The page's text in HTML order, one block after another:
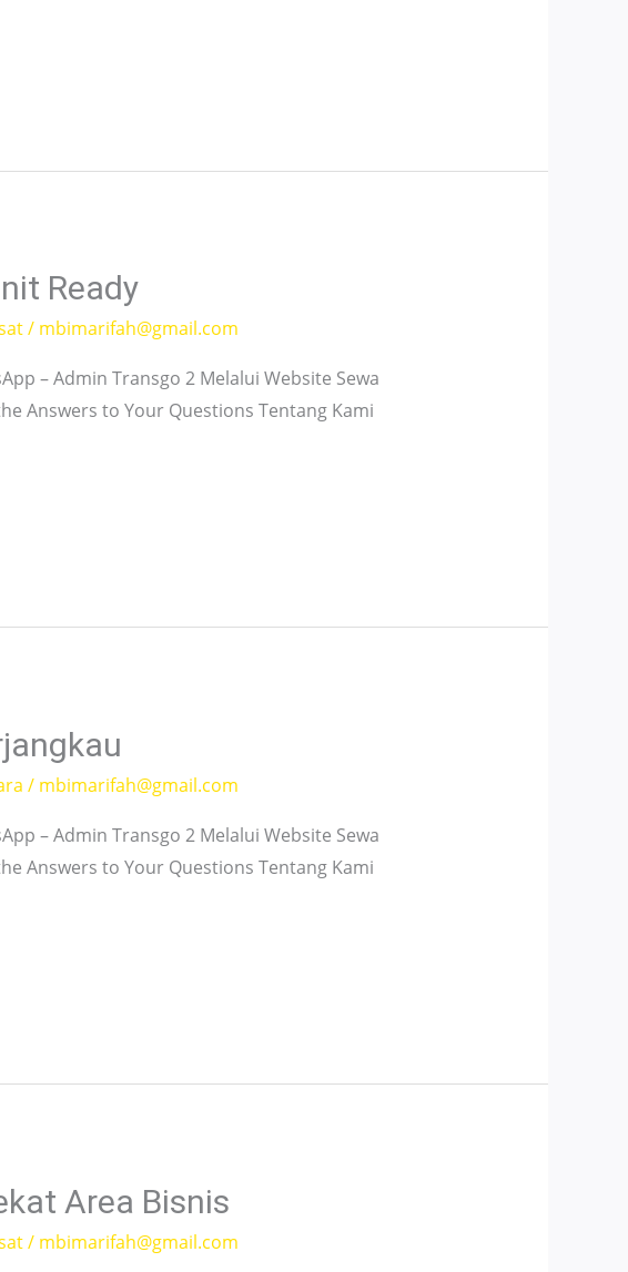
Ready
/ mbimarifah@gmail.com
– Admin Transgo 2 Melalui Website Sewa
Answers to Your Questions Tentang Kami
/ mbimarifah@gmail.com
– Admin Transgo 2 Melalui Website Sewa
Answers to Your Questions Tentang Kami
Area Bisnis
/ mbimarifah@gmail.com